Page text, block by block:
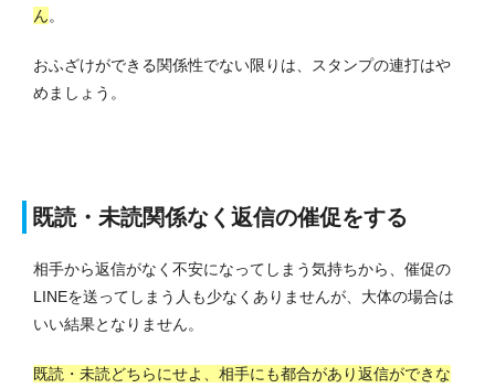
ん。
おふざけができる関係性でない限りは、スタンプの連打はや
めましょう。
既読・未読関係なく返信の催促をする
相手から返信がなく不安になってしまう気持ちから、催促の
LINEを送ってしまう人も少なくありませんが、大体の場合は
いい結果となりません。
既読・未読どちらにせよ、相手にも都合があり返信ができな